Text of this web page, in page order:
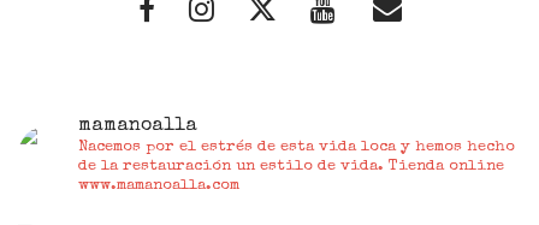
mamanoalla
Nacemos por el estrés de esta vida loca y hemos hecho
de la restauración un estilo de vida. Tienda online
www.mamanoalla.com